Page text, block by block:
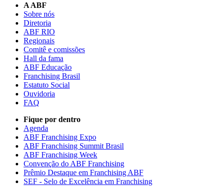
A ABF
Sobre nós
Diretoria
ABF RIO
Regionais
Comitê e comissões
Hall da fama
ABF Educação
Franchising Brasil
Estatuto Social
Ouvidoria
FAQ
Fique por dentro
Agenda
ABF Franchising Expo
ABF Franchising Summit Brasil
ABF Franchising Week
Convenção do ABF Franchising
Prêmio Destaque em Franchising ABF
SEF - Selo de Excelência em Franchising